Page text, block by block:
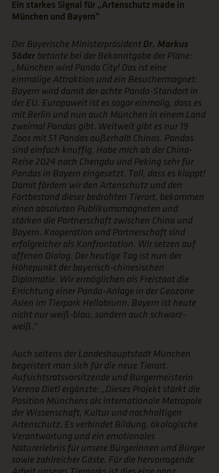
Ein starkes Signal für „Artenschutz made in
München und Bayern“
Der Bayerische Ministerpräsident Dr. Markus
Söder betonte bei der Bekanntgabe der Pläne:
„München wird Panda City! Das ist eine
einmalige Attraktion und ein Besuchermagnet:
Bayern wird damit der achte Panda-Standort in
der EU. Europaweit ist es sogar einmalig, dass es
mit Berlin und nun auch München in einem Land
zweimal Pandas gibt. Weltweit gibt es nur 19
Zoos mit 51 Pandas außerhalb Chinas. Pandas
sind einfach knuffig. Habe mich ab der China-
Reise 2024 nach Chengdu und Peking sehr für
Pandas in Bayern eingesetzt. Toll, dass es klappt!
Damit fördern wir den Artenschutz und den
Fortbestand dieser bedrohten Tierart, bekommen
einen absoluten Publikumsmagneten und
stärken die Partnerschaft zwischen China und
Bayern. Kooperation und Partnerschaft sind
erfolgreicher als Konfrontation. Wir setzen auf
offenen Dialog. Der heutige Tag ist nun der
Höhepunkt der bayerisch-chinesischen
Diplomatie. Wir ermöglichen als Freistaat die
Errichtung einer Panda-Anlage in der Geozone
Asien im Tierpark Hellabrunn. Bayern ist heute
nicht nur weiß-blau, sondern auch schwarz-
weiß."
Auch seitens der Landeshauptstadt München
begeistert man sich für die neue Tierart.
Aufsichtsratsvorsitzende und Bürgermeisterin
Verena Dietl ergänzte: „Dieses Projekt stärkt die
Position Münchens als internationale Metropole
der Wissenschaft, Kultur und nachhaltigen
Artenschutz. Es verbindet Bildung, ökologische
Verantwortung und ein emotionales
Naturerlebnis für unsere Bürgerinnen und Bürger
sowie zahlreicher Gäste. Für die hervorragende